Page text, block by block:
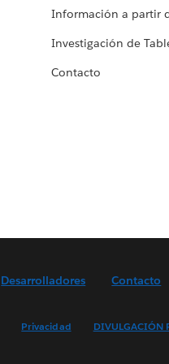
Información a partir
Investigación de
Contacto
Desarrolladores Contacto
Privacidad DIVULGACIÓN